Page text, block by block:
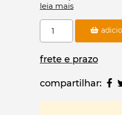
“A
uma
o sistema educacional
princípios
Criatividade
leia mais
Criatividade
Contagiante
–
Como
pode
nutrir
frete e prazo
compartilhar: